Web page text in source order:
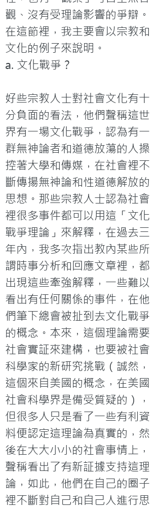
觀、沒有受理論影響的爭辯。
在這節裡，我主要會以宗教和
文化的例子來說明。
a. 文化戰爭？
好些宗教人士對社會文化有十
分負面的看法，他們聲稱這世
界有一場文化戰爭，認為有一
群無神論者和道德放蕩的人操
控著大學和傳媒，在社會裡不
斷傳揚無神論和性道德解放的
思想。那些宗教人士認為社會
裡很多事件都可以用這「文化
戰爭理論」來解釋，在過去三
年內，我多次指出教內某些所
謂時事分析和回應文章裡，都
出現這些牽強解釋，一些難以
看出有任何關係的事件，在他
們筆下總會被扯到去文化戰爭
的概念。本來，這個理論需要
社會實証來建構，也要被社會
科學家的新研究挑戰（誠然，
這個來自美國的概念，在美國
社會科學界是備受質疑的），
但很多人只是看了一些有利資
料便認定這理論為真實的，然
後在大大小小的社會事情上，
聲稱看出了有新証據支持這理
論，如此，他們在自己的圈子
裡不斷對自己和自己人進行思